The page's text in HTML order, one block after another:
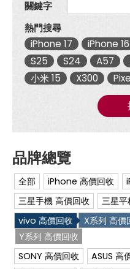
關鍵字
熱門搜尋
iPhone 17
iPhone 16
S25
S24 A57
小米 15
X300
全部 iPhone 高價回收
三星手機 高價回收
三星
vivo 高價回收
X系列 高價
Y系列 高價回收
SONY 高價回收
ASUS 高